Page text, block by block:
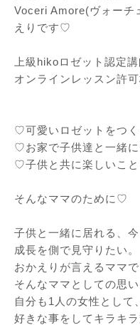
Voceri Amore(ヴォーチ
えりです♡
上級hikoロゼット認定
オンラインレッスン許
♡可愛いロゼットをつく
♡お家で子供達と一緒に
♡子供と共に楽しいこと
そんなママのために♡
子供と一緒に居れる、
成長を側で見守りたい。
おかえりが言えるママで
そんなママとしての思
自分も1人の女性として、
好きな事をしてキラキラ